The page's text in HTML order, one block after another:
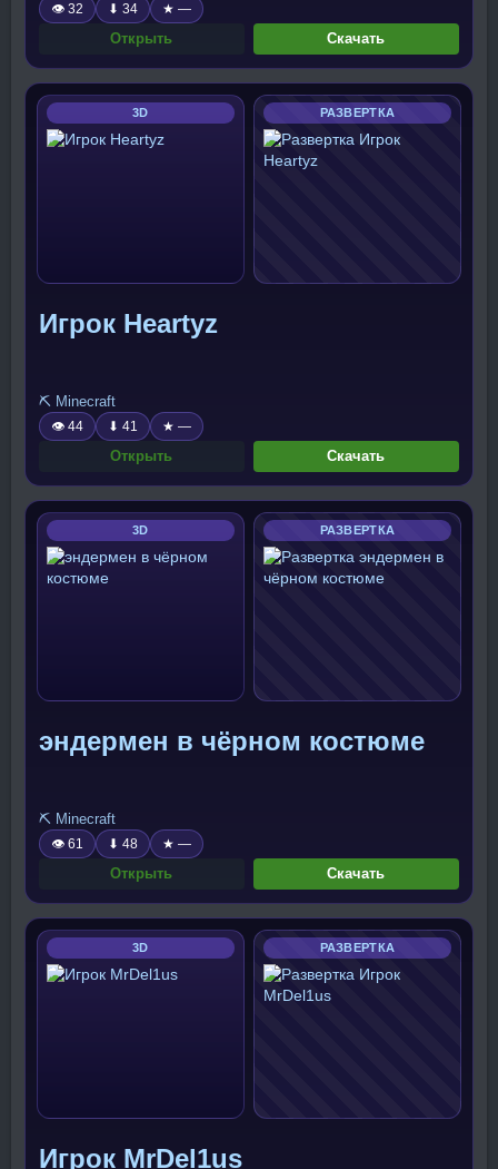
👁 32 ⬇ 34 ★ —
Открыть Скачать
3D РАЗВЕРТКА
Игрок Heartyz
⛏️ Minecraft
👁 44 ⬇ 41 ★ —
Открыть Скачать
3D РАЗВЕРТКА
эндермен в чёрном костюме
⛏️ Minecraft
👁 61 ⬇ 48 ★ —
Открыть Скачать
3D РАЗВЕРТКА
Игрок MrDel1us